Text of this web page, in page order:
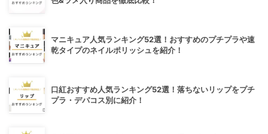
マニキュア人気ランキング52選！おすすめのプチプラや速
乾タイプのネイルポリッシュを紹介！
口紅おすすめ人気ランキング52選！落ちないリップをプチ
プラ・デパコス別に紹介！